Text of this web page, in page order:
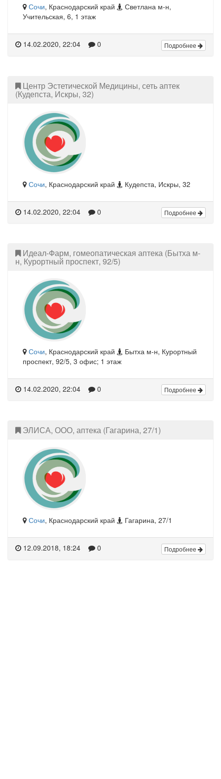
Сочи, Краснодарский край
Светлана м-н,
Учительская, 6, 1 этаж
14.02.2020, 22:04 0 Подробнее
Центр Эстетической Медицины, сеть аптек
(Кудепста, Искры, 32)
Сочи, Краснодарский край Кудепста, Искры, 32
14.02.2020, 22:04 0 Подробнее
Идеал-Фарм, гомеопатическая аптека (Бытха м-
н, Курортный проспект, 92/5)
Сочи, Краснодарский край
Бытха м-н, Курортный
проспект, 92/5, 3 офис; 1 этаж
14.02.2020, 22:04 0 Подробнее
ЭЛИСА, ООО, аптека (Гагарина, 27/1)
Сочи, Краснодарский край Гагарина, 27/1
12.09.2018, 18:24 0 Подробнее